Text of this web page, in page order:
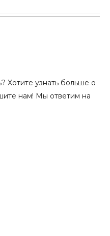
Хотите узнать больше о
нам! Мы ответим на